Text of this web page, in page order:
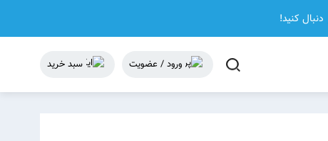
دنبال کنید!
ورود / عضویت سبد خرید